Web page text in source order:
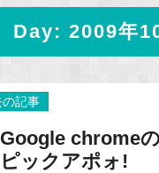
Day: 2009年
の記事
Google chrome
ピックアポォ!